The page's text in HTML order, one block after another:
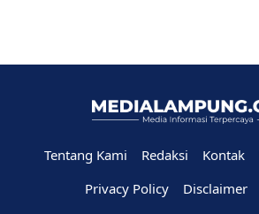
Tentang Kami Redaksi Kontak
Privacy Policy
Disclaimer